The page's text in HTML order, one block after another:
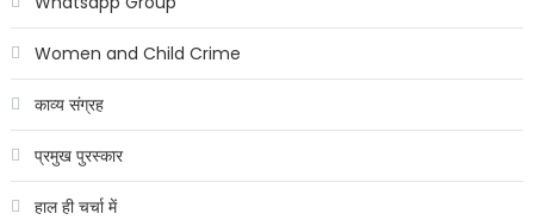
Women and Child Crime
काव्य संग्रह
प्रमुख पुरस्कार
हाल ही चर्चा में